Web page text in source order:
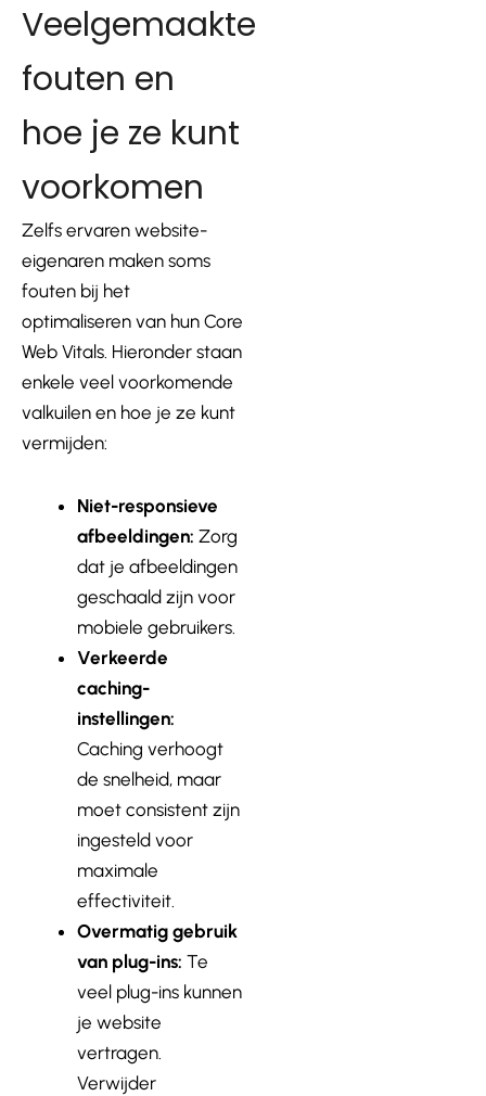
Veelgemaakte
fouten en
hoe je ze kunt
voorkomen
Zelfs ervaren website-
eigenaren maken soms
fouten bij het
optimaliseren van hun Core
Web Vitals. Hieronder staan
enkele veel voorkomende
valkuilen en hoe je ze kunt
vermijden:
Niet-responsieve
afbeeldingen: Zorg
dat je afbeeldingen
geschaald zijn voor
mobiele gebruikers.
Verkeerde
caching-
instellingen:
Caching verhoogt
de snelheid, maar
moet consistent zijn
ingesteld voor
maximale
effectiviteit.
Overmatig gebruik
van plug-ins: Te
veel plug-ins kunnen
je website
vertragen.
Verwijder